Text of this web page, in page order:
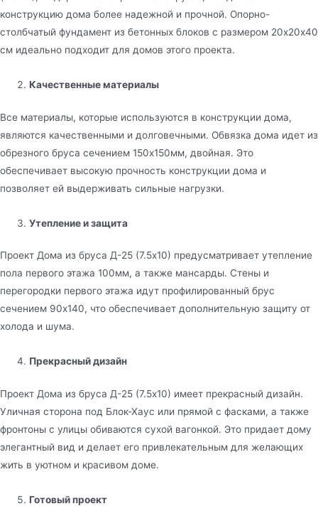
конструкцию дома более надежной и прочной. Опорно-
столбчатый фундамент из бетонных блоков с размером 20х20х40
см идеально подходит для домов этого проекта.
Качественные материалы
Все материалы, которые используются в конструкции дома,
являются качественными и долговечными. Обвязка дома идет из
обрезного бруса сечением 150х150мм, двойная. Это
обеспечивает высокую прочность конструкции дома и
позволяет ей выдерживать сильные нагрузки.
Утепление и защита
Проект Дома из бруса Д-25 (7.5х10) предусматривает утепление
пола первого этажа 100мм, а также мансарды. Стены и
перегородки первого этажа идут профилированный брус
сечением 90х140, что обеспечивает дополнительную защиту от
холода и шума.
Прекрасный дизайн
Проект Дома из бруса Д-25 (7.5х10) имеет прекрасный дизайн.
Уличная сторона под Блок-Хаус или прямой с фасками, а также
фронтоны с улицы обиваются сухой вагонкой. Это придает дому
элегантный вид и делает его привлекательным для желающих
жить в уютном и красивом доме.
Готовый проект